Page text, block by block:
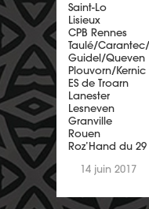
Saint-Lo
Lisieux
CPB Rennes
Taulé/
Guidel/Queven
Plouvorn/Kernic
ES de Troarn
Lanester
Lesneven
Granville
Rouen
Roz’Hand du 29
14 juin 2017